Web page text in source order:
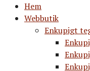
Hem
Webbutik
Enkupigt